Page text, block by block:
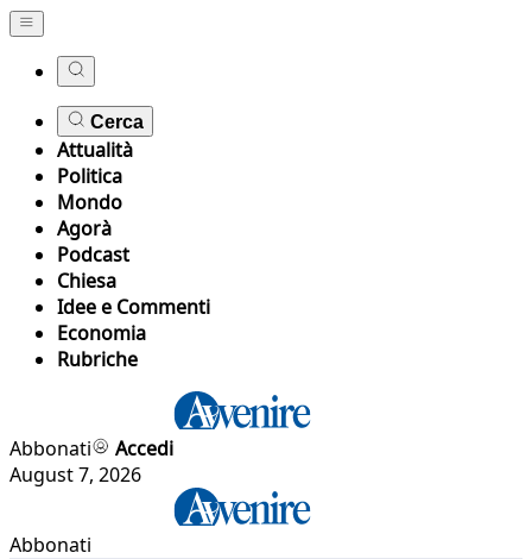
Cerca
Attualità
Politica
Mondo
Agorà
Podcast
Chiesa
Idee e Commenti
Economia
Rubriche
Abbonati
Accedi
August 7, 2026
Abbonati